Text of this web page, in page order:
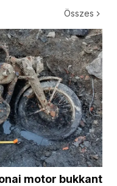
Összes
motor bukkant